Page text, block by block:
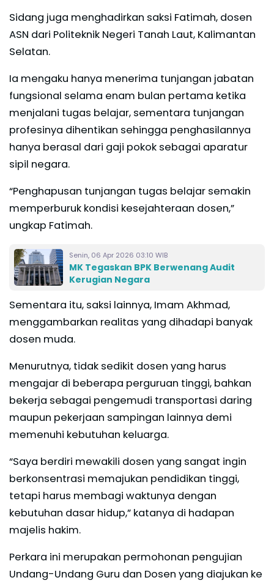
Sidang juga menghadirkan saksi Fatimah, dosen
ASN dari Politeknik Negeri Tanah Laut, Kalimantan
Selatan.
Ia mengaku hanya menerima tunjangan jabatan
fungsional selama enam bulan pertama ketika
menjalani tugas belajar, sementara tunjangan
profesinya dihentikan sehingga penghasilannya
hanya berasal dari gaji pokok sebagai aparatur
sipil negara.
“Penghapusan tunjangan tugas belajar semakin
memperburuk kondisi kesejahteraan dosen,”
ungkap Fatimah.
Senin, 06 Apr 2026 03:10 WIB
MK Tegaskan BPK Berwenang Audit
Kerugian Negara
Sementara itu, saksi lainnya, Imam Akhmad,
menggambarkan realitas yang dihadapi banyak
dosen muda.
Menurutnya, tidak sedikit dosen yang harus
mengajar di beberapa perguruan tinggi, bahkan
bekerja sebagai pengemudi transportasi daring
maupun pekerjaan sampingan lainnya demi
memenuhi kebutuhan keluarga.
“Saya berdiri mewakili dosen yang sangat ingin
berkonsentrasi memajukan pendidikan tinggi,
tetapi harus membagi waktunya dengan
kebutuhan dasar hidup,” katanya di hadapan
majelis hakim.
Perkara ini merupakan permohonan pengujian
Undang-Undang Guru dan Dosen yang diajukan ke